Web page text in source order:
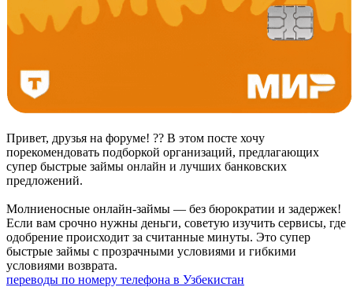
Привет, друзья на форуме! ?? В этом посте хочу
порекомендовать подборкой организаций, предлагающих
супер быстрые займы онлайн и лучших банковских
предложений.
Молниеносные онлайн-займы — без бюрократии и задержек!
Если вам срочно нужны деньги, советую изучить сервисы, где
одобрение происходит за считанные минуты. Это супер
быстрые займы с прозрачными условиями и гибкими
условиями возврата.
переводы по номеру телефона в Узбекистан